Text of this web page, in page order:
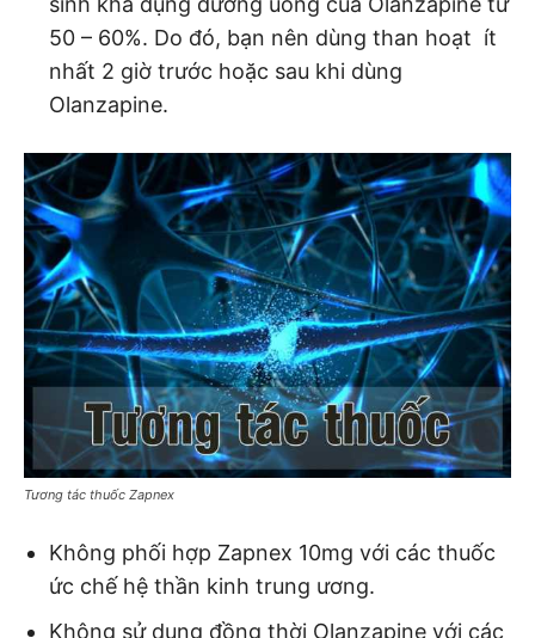
50 – 60%. Do đó, bạn nên dùng than hoạt ít
nhất 2 giờ trước hoặc sau khi dùng
Olanzapine.
Tương tác thuốc Zapnex
Không phối hợp Zapnex 10mg với các thuốc
ức chế hệ thần kinh trung ương.
Không sử dụng đồng thời Olanzapine với các